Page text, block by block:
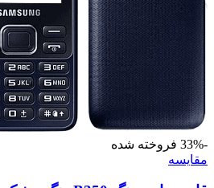
-33%
فروخته شده
مقايسه